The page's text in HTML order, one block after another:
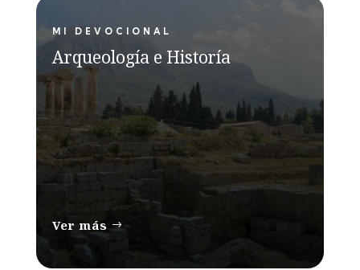
MI DEVOCIONAL
Arqueología e Historía
Ver más